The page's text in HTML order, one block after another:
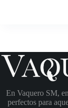
En Vaquero SM,
perfectos para